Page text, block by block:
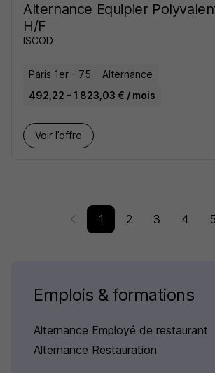
Alternance Equipier
H/F
ISCOD
Paris 1er - 75
Alternance
492,22 - 1 823,03 € / mois
Voir l’offre
1 2 3 4 5
Emplois & formations
Alternance Employé de restaurant
Alternance Restauration